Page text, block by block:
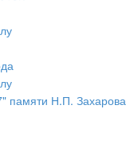
памяти Н.П. Захарова